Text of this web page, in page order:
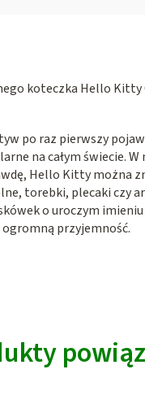
koteczka Hello Kitty
po raz pierwszy
na całym świecie. W
Hello Kitty można
torebki, plecaki czy
o uroczym
ogromną przyjemność.